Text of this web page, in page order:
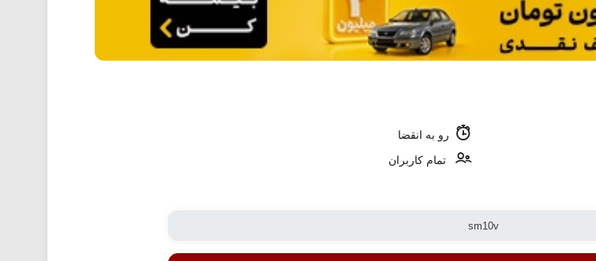
رو به انقضا
تمام کاربران